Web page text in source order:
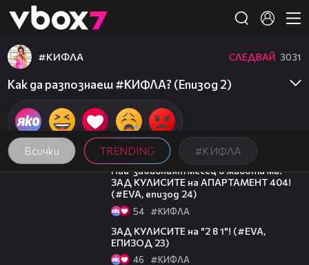
👾
Всички TRENDING #КИФЛА
#КИФЛА СЛЕДВАЙ 3031
Как да разпознаеш #КИФЛА? (Епизод 2)
12:08
Най-забавният месец в живота ми!
ЗАД КУЛИСИТЕ на АПАРТАМЕНТ 404!
(#EVA, епизод 24)
54 #КИФЛА
ЗАД КУЛИСИТЕ на "2 в 1"! (#EVA,
ЕПИЗОД 23)
46 #КИФЛА